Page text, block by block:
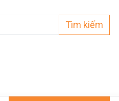
Tìm kiếm